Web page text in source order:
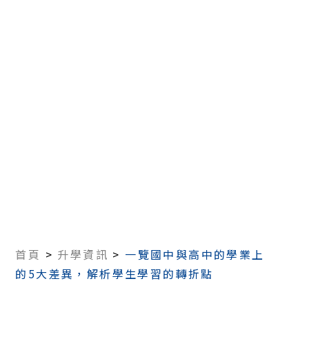
首頁 > 升學資訊 > 一覽國中與高中的學業上
的5大差異，解析學生學習的轉折點